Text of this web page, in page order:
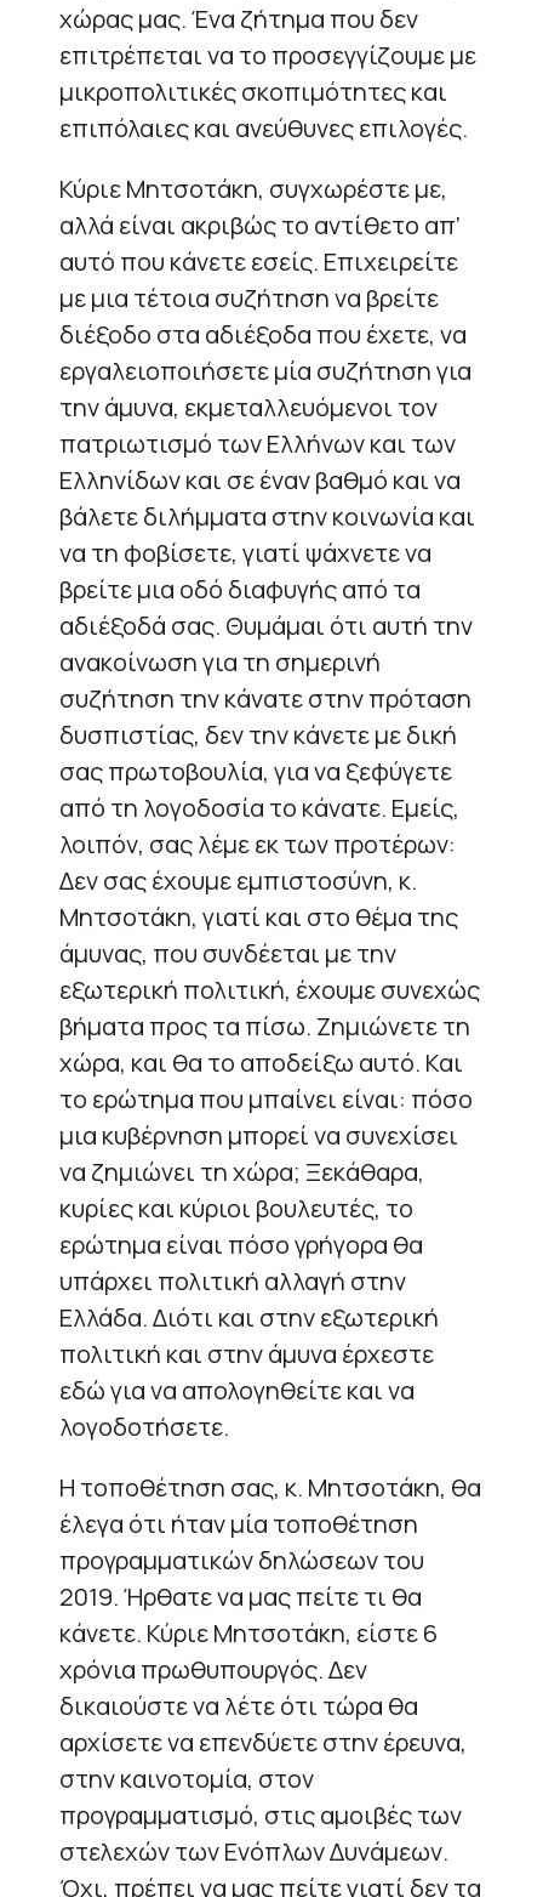
χώρας μας. Ένα ζήτημα που δεν
επιτρέπεται να το προσεγγίζουμε με
μικροπολιτικές σκοπιμότητες και
επιπόλαιες και ανεύθυνες επιλογές.
Κύριε Μητσοτάκη, συγχωρέστε με,
αλλά είναι ακριβώς το αντίθετο απ’
αυτό που κάνετε εσείς. Επιχειρείτε
με μια τέτοια συζήτηση να βρείτε
διέξοδο στα αδιέξοδα που έχετε, να
εργαλειοποιήσετε μία συζήτηση για
την άμυνα, εκμεταλλευόμενοι τον
πατριωτισμό των Ελλήνων και των
Ελληνίδων και σε έναν βαθμό και να
βάλετε διλήμματα στην κοινωνία και
να τη φοβίσετε, γιατί ψάχνετε να
βρείτε μια οδό διαφυγής από τα
αδιέξοδά σας. Θυμάμαι ότι αυτή την
ανακοίνωση για τη σημερινή
συζήτηση την κάνατε στην πρόταση
δυσπιστίας, δεν την κάνετε με δική
σας πρωτοβουλία, για να ξεφύγετε
από τη λογοδοσία το κάνατε. Εμείς,
λοιπόν, σας λέμε εκ των προτέρων:
Δεν σας έχουμε εμπιστοσύνη, κ.
Μητσοτάκη, γιατί και στο θέμα της
άμυνας, που συνδέεται με την
εξωτερική πολιτική, έχουμε συνεχώς
βήματα προς τα πίσω. Ζημιώνετε τη
χώρα, και θα το αποδείξω αυτό. Και
το ερώτημα που μπαίνει είναι: πόσο
μια κυβέρνηση μπορεί να συνεχίσει
να ζημιώνει τη χώρα; Ξεκάθαρα,
κυρίες και κύριοι βουλευτές, το
ερώτημα είναι πόσο γρήγορα θα
υπάρχει πολιτική αλλαγή στην
Ελλάδα. Διότι και στην εξωτερική
πολιτική και στην άμυνα έρχεστε
εδώ για να απολογηθείτε και να
λογοδοτήσετε.
Η τοποθέτηση σας, κ. Μητσοτάκη, θα
έλεγα ότι ήταν μία τοποθέτηση
προγραμματικών δηλώσεων του
2019. Ήρθατε να μας πείτε τι θα
κάνετε. Κύριε Μητσοτάκη, είστε 6
χρόνια πρωθυπουργός. Δεν
δικαιούστε να λέτε ότι τώρα θα
αρχίσετε να επενδύετε στην έρευνα,
στην καινοτομία, στον
προγραμματισμό, στις αμοιβές των
στελεχών των Ενόπλων Δυνάμεων.
Όχι, πρέπει να μας πείτε γιατί δεν τα